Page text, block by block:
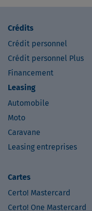
Crédits
Crédit personnel
Crédit personnel Plus
Financement
Leasing
Automobile
Moto
Caravane
Leasing entreprises
Cartes
Certo! Mastercard
Certo! One Mastercard